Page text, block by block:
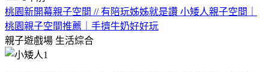
桃園新開幕親子空間 // 有陪玩姊姊就是讚 小矮人親子空間｜
桃園親子空間推薦｜手擠牛奶好好玩
親子遊戲場 生活綜合